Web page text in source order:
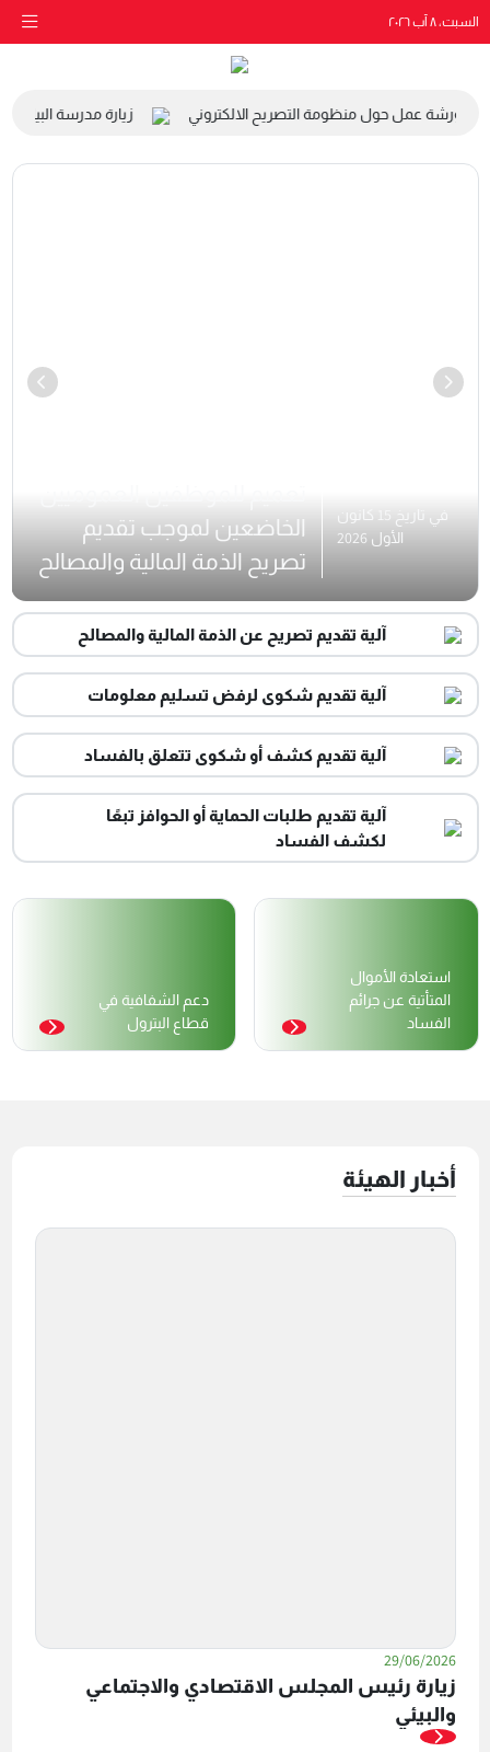
السبت، ٨ آب ٢٠٢٦
عمل حول منظومة التصريح الالكتروني زيارة مدرسة البيادر الى مقر
في تاريخ 15 كانون
الأول 2026
الخاضعين لموجب تقديم
تصريح الذمة المالية والمصالح
آلية تقديم تصريح عن الذمة المالية والمصالح
آلية تقديم شكوى لرفض تسليم معلومات
آلية تقديم كشف أو شكوى تتعلق بالفساد
آلية تقديم طلبات الحماية أو الحوافز تبعًا
لكشف الفساد
استعادة الأموال
المتأتية عن جرائم
الفساد
دعم الشفافية في
قطاع البترول
أخبار الهيئة
29/06/2026
زيارة رئيس المجلس الاقتصادي والاجتماعي
والبيئي